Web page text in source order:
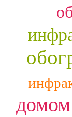
домом